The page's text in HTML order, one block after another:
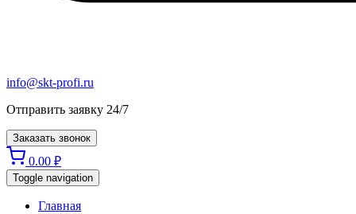
info@skt-profi.ru
Отправить заявку 24/7
Заказать звонок
0.00 ₽
Toggle navigation
Главная